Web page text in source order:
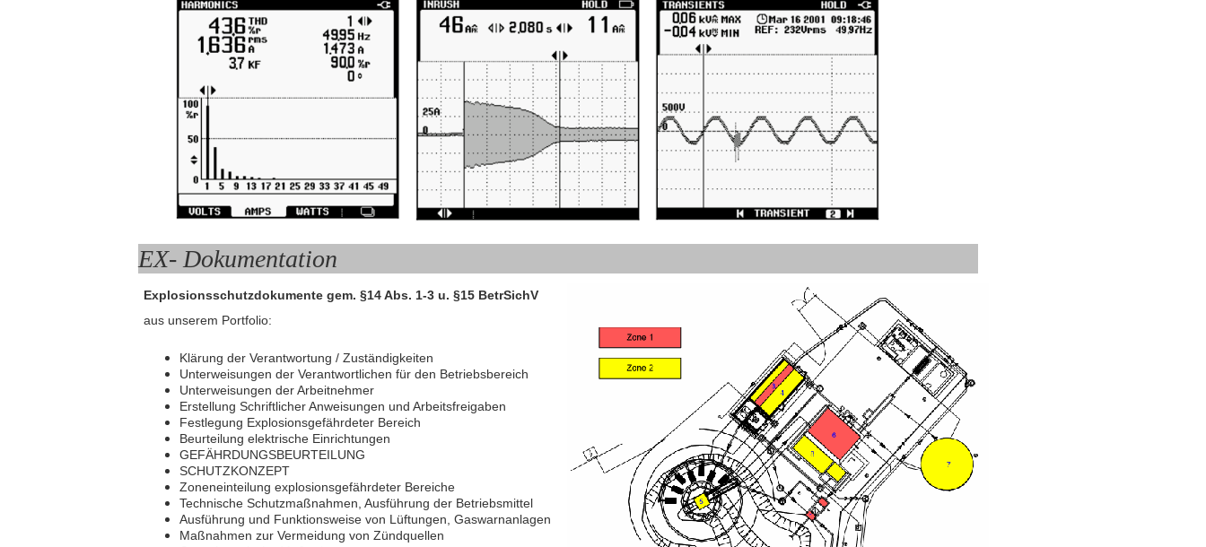
EX- Dokumentation
Explosionsschutzdokumente gem. §14 Abs. 1-3 u. §15 BetrSichV
aus unserem Portfolio:
Klärung der Verantwortung / Zuständigkeiten
Unterweisungen der Verantwortlichen für den Betriebsbereich
Unterweisungen der Arbeitnehmer
Erstellung Schriftlicher Anweisungen und Arbeitsfreigaben
Festlegung Explosionsgefährdeter Bereich
Beurteilung elektrische Einrichtungen
GEFÄHRDUNGSBEURTEILUNG
SCHUTZKONZEPT
Zoneneinteilung explosionsgefährdeter Bereiche
Technische Schutzmaßnahmen, Ausführung der Betriebsmittel
Ausführung und Funktionsweise von Lüftungen, Gaswarnanlagen
Maßnahmen zur Vermeidung von Zündquellen